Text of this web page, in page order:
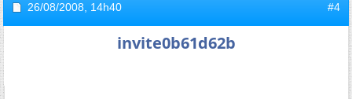
26/08/2008, 14h40 #4
invite0b61d62b